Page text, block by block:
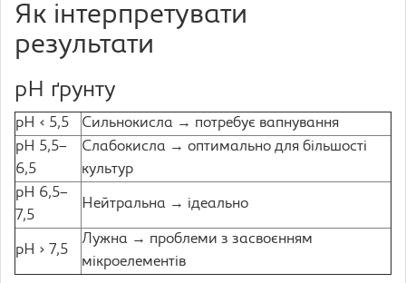
Як інтерпретувати
результати
pH ґрунту
pH < 5,5
Сильнокисла → потребує вапнування
pH 5,5–
6,5
Слабокисла → оптимально для більшості
культур
pH 6,5–
7,5
Нейтральна → ідеально
pH > 7,5
Лужна → проблеми з засвоєнням
мікроелементів